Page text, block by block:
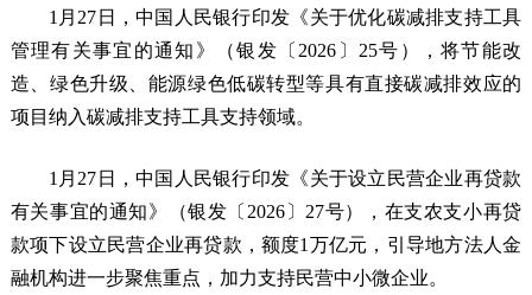
1月27日，中国人民银行印发《关于优化碳减排支持工具
管理有关事宜的通知》（银发〔2026〕25号），将节能改
造、绿色升级、能源绿色低碳转型等具有直接碳减排效应的
项目纳入碳减排支持工具支持领域。
1月27日，中国人民银行印发《关于设立民营企业再贷款
有关事宜的通知》（银发〔2026〕27号），在支农支小再贷
款项下设立民营企业再贷款，额度1万亿元，引导地方法人金
融机构进一步聚焦重点，加力支持民营中小微企业。